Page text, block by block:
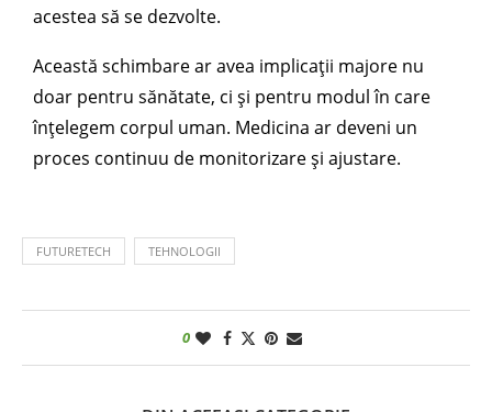
acestea să se dezvolte.
Această schimbare ar avea implicații majore nu
doar pentru sănătate, ci și pentru modul în care
înțelegem corpul uman. Medicina ar deveni un
proces continuu de monitorizare și ajustare.
FUTURETECH TEHNOLOGII
0